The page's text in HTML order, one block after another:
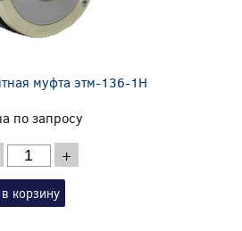
муфта этм-136-1Н
по запросу
+
в корзину